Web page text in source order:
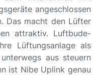
angeschlossen
Das macht den Lüfter
attraktiv. Luftbude-
Lüftungsanlage als
aus steuern
ist Nibe Uplink genau